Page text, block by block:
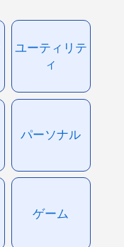
ユーティリテ
ィ
パーソナル
ゲーム